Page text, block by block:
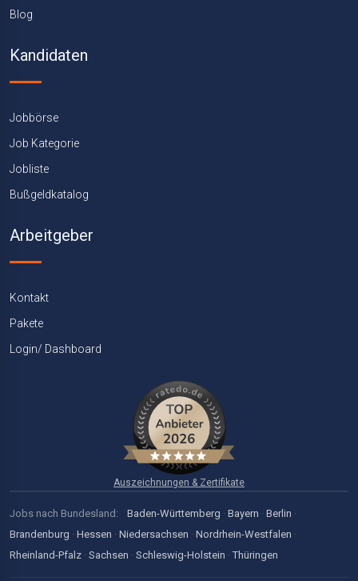
Blog
Kandidaten
Jobbörse
Job Kategorie
Jobliste
Bußgeldkatalog
Arbeitgeber
Kontakt
Pakete
Login/ Dashboard
Auszeichnungen & Zertifikate
Jobs nach Bundesland: Baden-Württemberg · Bayern · Berlin ·
Brandenburg · Hessen · Niedersachsen · Nordrhein-Westfalen ·
Rheinland-Pfalz · Sachsen · Schleswig-Holstein · Thüringen